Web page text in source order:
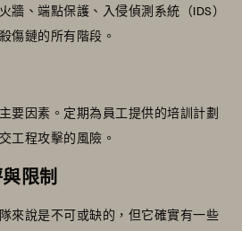
牆、端點保護、入侵偵測系統（IDS）
傷鏈的所有階段。
要因素。定期為員工提供的培訓計劃
工程攻擊的風險。
限制
來說是不可或缺的，但它確實有一些